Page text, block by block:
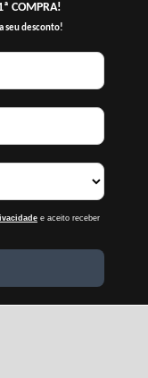
COMPRA!
seu desconto!
e aceito receber